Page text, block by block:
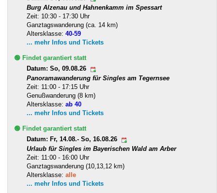
Burg Alzenau und Hahnenkamm im Spessart
Zeit: 10:30 - 17:30 Uhr
Ganztagswanderung (ca. 14 km)
Altersklasse: 40-59
... mehr Infos und Tickets
🟢 Findet garantiert statt
Datum: So, 09.08.26
Panoramawanderung für Singles am Tegernsee
Zeit: 11:00 - 17:15 Uhr
Genußwanderung (8 km)
Altersklasse: ab 40
... mehr Infos und Tickets
🟢 Findet garantiert statt
Datum: Fr, 14.08.- So, 16.08.26
Urlaub für Singles im Bayerischen Wald am Arber
Zeit: 11:00 - 16:00 Uhr
Ganztagswanderung (10,13,12 km)
Altersklasse: alle
... mehr Infos und Tickets